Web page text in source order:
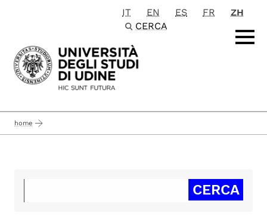
Passa al contenuto principale
IT EN ES FR
ZH
CERCA
home